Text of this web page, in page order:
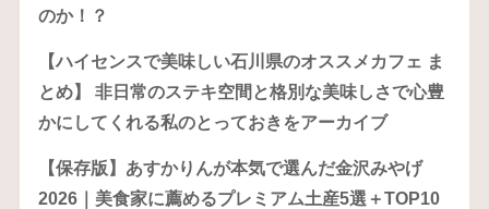
のか！？
【ハイセンスで美味しい石川県のオススメカフェ ま
とめ】 非日常のステキ空間と格別な美味しさで心豊
かにしてくれる私のとっておきをアーカイブ
【保存版】あすかりんが本気で選んだ金沢みやげ
2026｜美食家に薦めるプレミアム土産5選＋TOP10